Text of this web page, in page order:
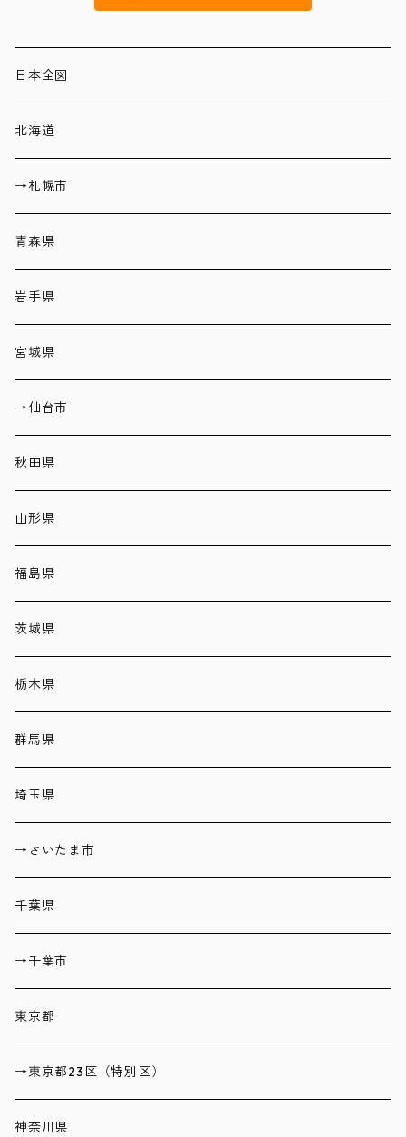
日本全図
北海道
→札幌市
青森県
岩手県
宮城県
→仙台市
秋田県
山形県
福島県
茨城県
栃木県
群馬県
埼玉県
→さいたま市
千葉県
→千葉市
東京都
→東京都23区（特別区）
神奈川県